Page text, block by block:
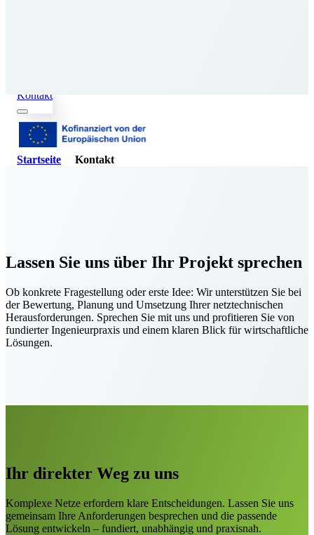
Kontakt
Startseite Kontakt
Lassen Sie uns über Ihr Projekt sprechen
Ob konkrete Fragestellung oder erste Idee: Wir unterstützen Sie bei
der Bewertung, Planung und Umsetzung Ihrer netztechnischen
Herausforderungen. Sprechen Sie mit uns und profitieren Sie von
fundierter Ingenieurpraxis und einem klaren Blick für wirtschaftliche
Lösungen.
Ihr direkter Weg zu uns
Komplexe Netze erfordern klare Entscheidungen. Lassen Sie uns
gemeinsam Ihre Anforderungen besprechen und die passende
Lösung entwickeln – fundiert, unabhängig und praxisnah.